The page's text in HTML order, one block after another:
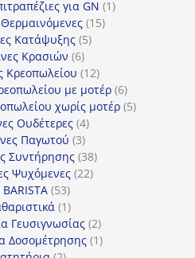
προϊόν
για GN 11
Θερμαινόμενες 1515
Κατάψυξης 55
Κρασιών 66
προϊόντα
Κρεοπωλείου 1212
προϊόντα
με μοτέρ 66
προϊόντα
χωρίς μοτέρ 55
Ουδέτερες 44
προϊόντα
Παγωτού 33
προϊόντα
Συντήρησης 3838
προϊόντα
Ψυχόμενες 2222
BARISTA 5353
προϊόντα
11
προϊόν
Γευσιγνωσίας 22
προϊόντα
Δοσομέτρησης 11